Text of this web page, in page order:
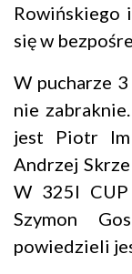
Rowińskiego
się w
W pucharze
nie
jest Piotr
Andrzej
W 325I
Szymon
powiedzieli